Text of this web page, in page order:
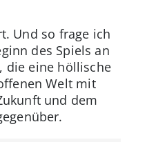
Und so frage ich
des Spiels an
die eine höllische
Welt mit
und dem